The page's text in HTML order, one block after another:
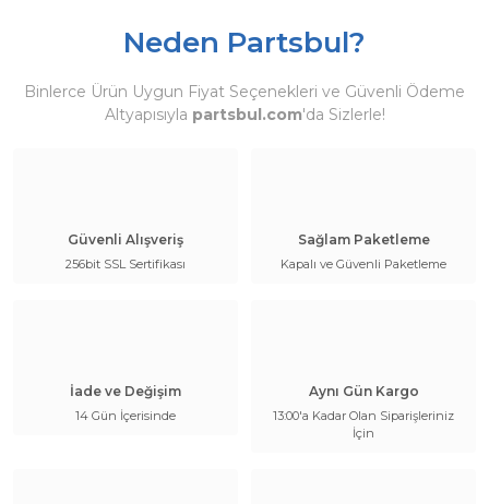
Neden Partsbul?
Binlerce Ürün Uygun Fiyat Seçenekleri ve Güvenli Ödeme
Altyapısıyla partsbul.com'da Sizlerle!
Güvenli Alışveriş
256bit SSL Sertifikası
Sağlam Paketleme
Kapalı ve Güvenli Paketleme
İade ve Değişim
14 Gün İçerisinde
Aynı Gün Kargo
13:00'a Kadar Olan Siparişleriniz
İçin